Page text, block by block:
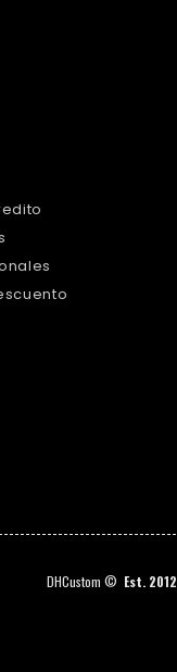
DHCustom © Est. 2012